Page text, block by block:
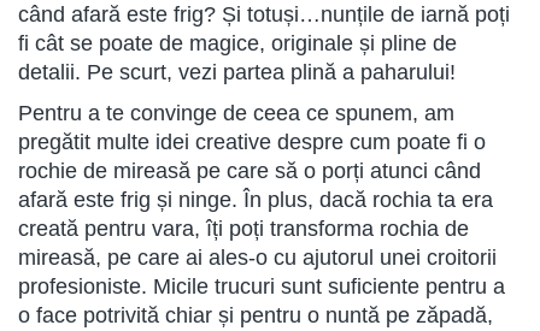
când afară este frig? Și totuși…nunțile de iarnă poți
fi cât se poate de magice, originale și pline de
detalii. Pe scurt, vezi partea plină a paharului!
Pentru a te convinge de ceea ce spunem, am
pregătit multe idei creative despre cum poate fi o
rochie de mireasă pe care să o porți atunci când
afară este frig și ninge. În plus, dacă rochia ta era
creată pentru vara, îți poți transforma rochia de
mireasă, pe care ai ales-o cu ajutorul unei croitorii
profesioniste. Micile trucuri sunt suficiente pentru a
o face potrivită chiar și pentru o nuntă pe zăpadă,